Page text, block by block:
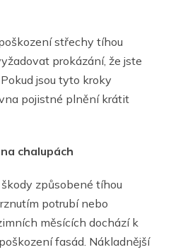
střechy tíhou
prokázání, že jste
jsou tyto kroky
pojistné plnění krátit
chalupách
způsobené tíhou
potrubí nebo
měsících dochází k
fasád. Nákladnější